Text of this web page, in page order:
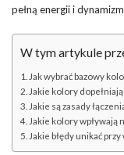
pełną energii i
W tym artykule
Jak wybrać bazowy
Jakie kolory
Jakie są zasady
Jakie kolory wpływają
Jakie błędy unikać